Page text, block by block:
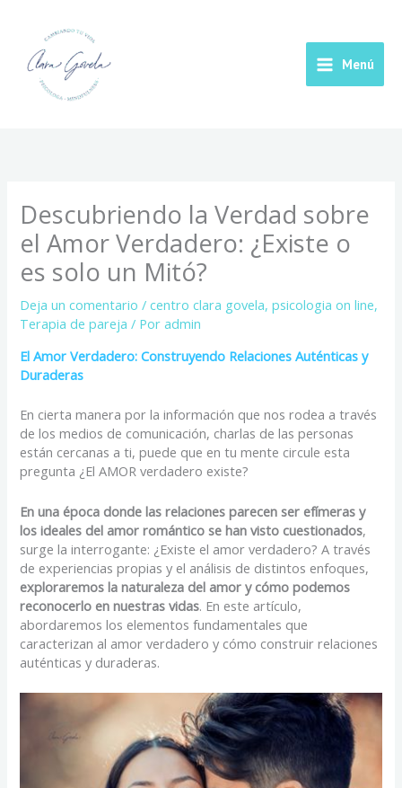
contenido
MenuMenú
Descubriendo la Verdad sobre
el Amor Verdadero: ¿Existe o
es solo un Mitó?
Deja un comentario /centro clara govela,psicologia on line,
Terapia de pareja / Poradmin
El Amor Verdadero: Construyendo Relaciones Auténticas y
Duraderas
En cierta manera por la información que nos rodea a través
de los medios de comunicación, charlas de las personas
están cercanas a ti, puede que en tu mente circule esta
pregunta ¿El AMOR verdadero existe?
En una época donde las relaciones parecen ser efímeras y
los ideales del amor romántico se han visto cuestionados,
surge la interrogante: ¿Existe el amor verdadero? A través
de experiencias propias y el análisis de distintos enfoques,
exploraremos la naturaleza del amor y cómo podemos
reconocerlo en nuestras vidas. En este artículo,
abordaremos los elementos fundamentales que
caracterizan al amor verdadero y cómo construir relaciones
auténticas y duraderas.